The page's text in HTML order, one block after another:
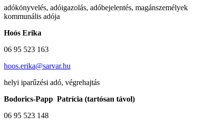
adókönyvelés, adóigazolás, adóbejelentés, magánszemélyek
kommunális adója
Hoós Erika
06 95 523 163
hoos.erika@sarvar.hu
helyi iparűzési adó, végrehajtás
Bodorics-Papp Patrícia (tartósan távol)
06 95 523 148